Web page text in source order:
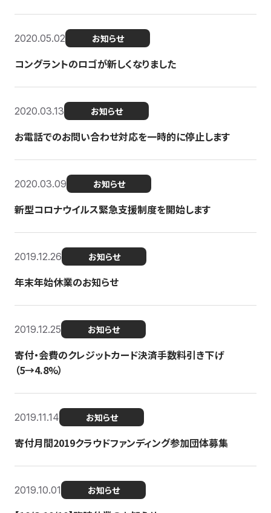
2020.05.02 お知らせ
コングラントのロゴが新しくなりました
2020.03.13 お知らせ
お電話でのお問い合わせ対応を一時的に停止します
2020.03.09 お知らせ
新型コロナウイルス緊急支援制度を開始します
2019.12.26 お知らせ
年末年始休業のお知らせ
2019.12.25 お知らせ
寄付・会費のクレジットカード決済手数料引き下げ
（5→4.8%）
2019.11.14 お知らせ
寄付月間2019クラウドファンディング参加団体募集
2019.10.01 お知らせ